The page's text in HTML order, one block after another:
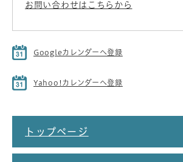
お問い合わせはこちらから
Googleカレンダーへ登録
Yahoo!カレンダーへ登録
トップページ